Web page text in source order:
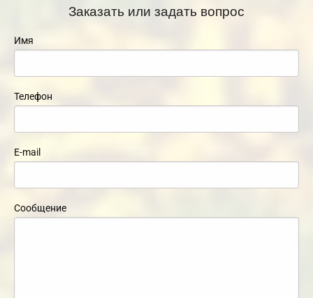
Заказать или задать вопрос
Имя
Телефон
E-mail
Сообщение